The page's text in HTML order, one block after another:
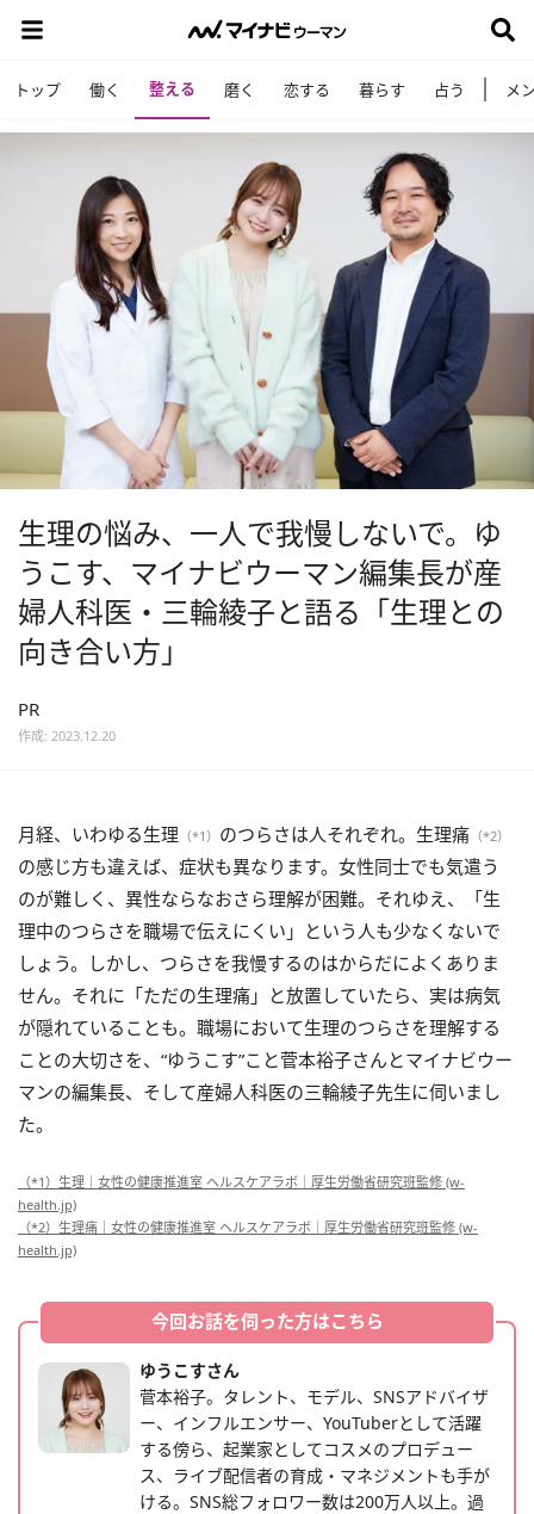
トップ 働く 整える 磨く 恋する 暮らす 占う メ
生理の悩み、一人で我慢しないで。ゆ
うこす、マイナビウーマン編集長が産
婦人科医・三輪綾子と語る「生理との
向き合い方」
PR
作成: 2023.12.20
月経、いわゆる生理 （*1） のつらさは人それぞれ。生理痛 （*2）
の感じ方も違えば、症状も異なります。女性同士でも気遣う
のが難しく、異性ならなおさら理解が困難。それゆえ、「生
理中のつらさを職場で伝えにくい」という人も少なくないで
しょう。しかし、つらさを我慢するのはからだによくありま
せん。それに「ただの生理痛」と放置していたら、実は病気
が隠れていることも。職場において生理のつらさを理解する
ことの大切さを、“ゆうこす”こと菅本裕子さんとマイナビウー
マンの編集長、そして産婦人科医の三輪綾子先生に伺いまし
た。
（*1）生理｜女性の健康推進室 ヘルスケアラボ｜厚生労働省研究班監修 (w-
health.jp)
（*2）生理痛｜女性の健康推進室 ヘルスケアラボ｜厚生労働省研究班監修 (w-
health.jp)
今回お話を伺った方はこちら
ゆうこすさん
菅本裕子。タレント、モデル、SNSアドバイザ
ー、インフルエンサー、YouTuberとして活躍
する傍ら、起業家としてコスメのプロデュー
ス、ライブ配信者の育成・マネジメントも手が
ける。SNS総フォロワー数は200万人以上。過